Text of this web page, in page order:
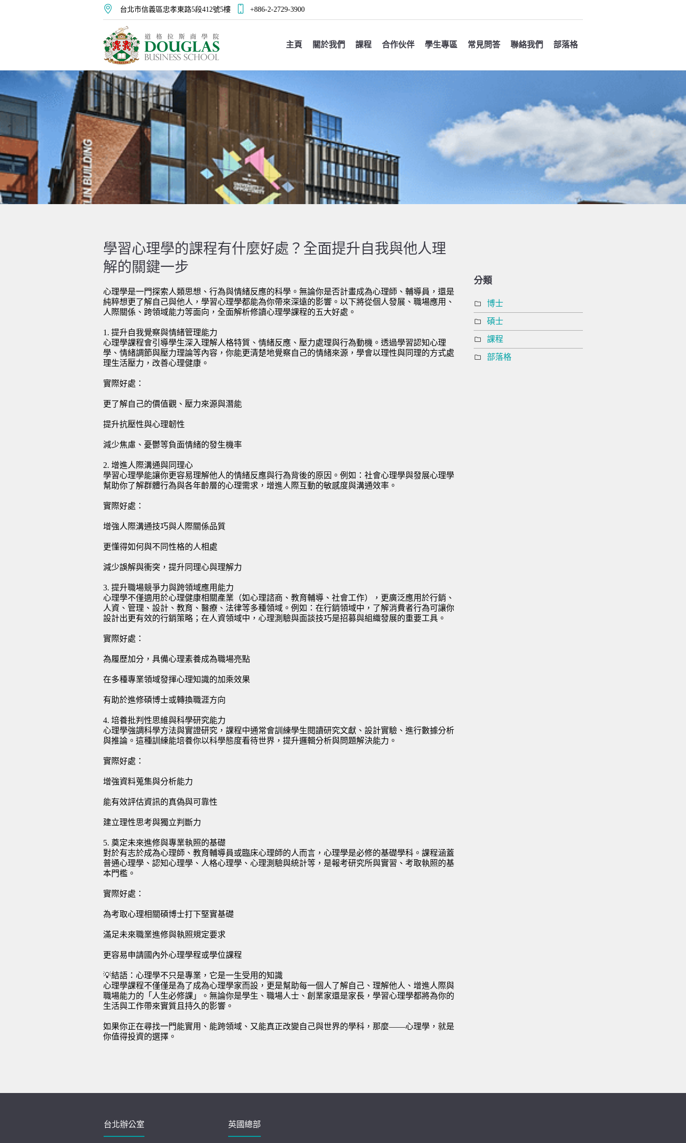
台北市信義區忠孝東路5段412號5樓 +886-2-2729-3900
主頁 關於我們 課程 合作伙伴 學生專區 常見問答 聯絡我們 部落格
學習心理學的課程有什麼好處？全面提升自我與他人理
解的關鍵一步
心理學是一門探索人類思想、行為與情緒反應的科學。無論你是否計畫成為心理師、輔導員，還是
純粹想更了解自己與他人，學習心理學都能為你帶來深遠的影響。以下將從個人發展、職場應用、
人際關係、跨領域能力等面向，全面解析修讀心理學課程的五大好處。
1. 提升自我覺察與情緒管理能力
心理學課程會引導學生深入理解人格特質、情緒反應、壓力處理與行為動機。透過學習認知心理
學、情緒調節與壓力理論等內容，你能更清楚地覺察自己的情緒來源，學會以理性與同理的方式處
理生活壓力，改善心理健康。
實際好處：
更了解自己的價值觀、壓力來源與潛能
提升抗壓性與心理韌性
減少焦慮、憂鬱等負面情緒的發生機率
2. 增進人際溝通與同理心
學習心理學能讓你更容易理解他人的情緒反應與行為背後的原因。例如：社會心理學與發展心理學
幫助你了解群體行為與各年齡層的心理需求，增進人際互動的敏感度與溝通效率。
實際好處：
增強人際溝通技巧與人際關係品質
更懂得如何與不同性格的人相處
減少誤解與衝突，提升同理心與理解力
3. 提升職場競爭力與跨領域應用能力
心理學不僅適用於心理健康相關產業（如心理諮商、教育輔導、社會工作），更廣泛應用於行銷、
人資、管理、設計、教育、醫療、法律等多種領域。例如：在行銷領域中，了解消費者行為可讓你
設計出更有效的行銷策略；在人資領域中，心理測驗與面談技巧是招募與組織發展的重要工具。
實際好處：
為履歷加分，具備心理素養成為職場亮點
在多種專業領域發揮心理知識的加乘效果
有助於進修碩博士或轉換職涯方向
4. 培養批判性思維與科學研究能力
心理學強調科學方法與實證研究，課程中通常會訓練學生閱讀研究文獻、設計實驗、進行數據分析
與推論。這種訓練能培養你以科學態度看待世界，提升邏輯分析與問題解決能力。
實際好處：
增強資料蒐集與分析能力
能有效評估資訊的真偽與可靠性
建立理性思考與獨立判斷力
5. 奠定未來進修與專業執照的基礎
對於有志於成為心理師、教育輔導員或臨床心理師的人而言，心理學是必修的基礎學科。課程涵蓋
普通心理學、認知心理學、人格心理學、心理測驗與統計等，是報考研究所與實習、考取執照的基
本門檻。
實際好處：
為考取心理相關碩博士打下堅實基礎
滿足未來職業進修與執照規定要求
更容易申請國內外心理學程或學位課程
💡結語：心理學不只是專業，它是一生受用的知識
心理學課程不僅僅是為了成為心理學家而設，更是幫助每一個人了解自己、理解他人、增進人際與
職場能力的「人生必修課」。無論你是學生、職場人士、創業家還是家長，學習心理學都將為你的
生活與工作帶來實質且持久的影響。
如果你正在尋找一門能實用、能跨領域、又能真正改變自己與世界的學科，那麼——心理學，就是
你值得投資的選擇。
分類
博士
碩士
課程
部落格
台北辦公室 英國總部